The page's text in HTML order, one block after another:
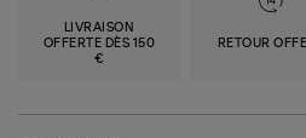
LIVRAISON
OFFERTE DÈS 150
€
RETOUR